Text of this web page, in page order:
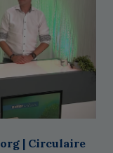
| Circulaire